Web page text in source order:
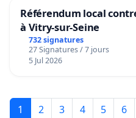
Référendum local
à Vitry-sur-Seine
732 signatures
27 Signatures / 7 jours
5 Jul 2026
1 2 3 4 5 6